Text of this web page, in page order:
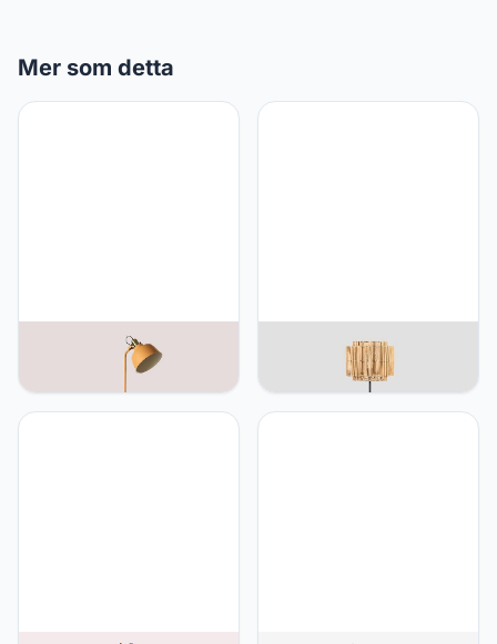
Mer som detta
SKLUM SKLUM Vloerlamp
Louise Mandarijn
Sinaasappel
SKLUM SKLUM Bamboe
Vloerlamp Kapua